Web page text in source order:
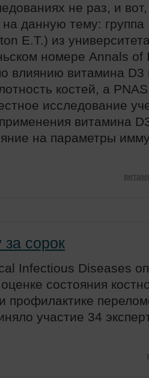
не раз, и
данную тему: группа
E.T.) из
номере Аnnals
влиянию витамина D3
костей, а
исследование
витамина
на параметры
сорок
Infectious Diseases
состояния
профилактике
участие 34